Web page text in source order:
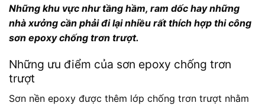
Những khu vực như tầng hầm, ram dốc hay những
nhà xưởng cần phải đi lại nhiều rất thích hợp thi công
sơn epoxy chống trơn trượt.
Những ưu điểm của sơn epoxy chống trơn
trượt
Sơn nền epoxy được thêm lớp chống trơn trượt nhằm